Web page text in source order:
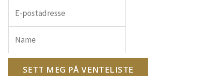
inn
e-
postadressen
din
SETT MEG PÅ VENTELISTE